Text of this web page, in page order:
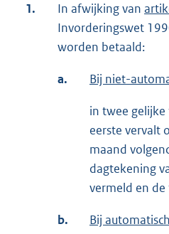
1.
In afwijking van
Invorderingswet
worden betaald:
a. Bij niet-
in twee
eerste vervalt
maand
dagtekening
vermeld en
b. Bij